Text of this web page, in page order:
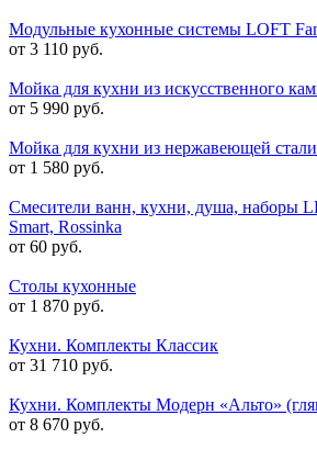
Модульные кухонные системы LOFT
от 3 110 руб.
Мойка для кухни из искусственного
от 5 990 руб.
Мойка для кухни из нержавеющей стали
от 1 580 руб.
Смесители ванн, кухни, душа, наборы
Smart, Rossinka
от 60 руб.
Столы кухонные
от 1 870 руб.
Кухни. Комплекты Классик
от 31 710 руб.
Кухни. Комплекты Модерн «Альто»
от 8 670 руб.